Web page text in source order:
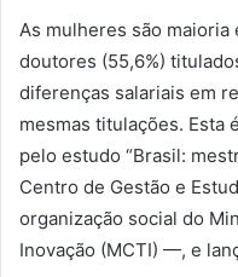
As mulheres são maioria
doutores (55,6%)
diferenças salariais em
mesmas titulações. Esta
pelo estudo “Brasil:
Centro de Gestão e
organização social do
Inovação (MCTI) —, e